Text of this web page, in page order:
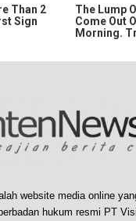
Than 2
Sign
The Lump
Come Out
Morning.
website media online
hukum resmi PT